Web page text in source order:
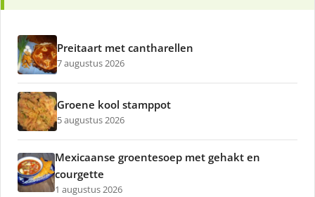
Preitaart met cantharellen
7 augustus 2026
Groene kool stamppot
5 augustus 2026
Mexicaanse groentesoep met gehakt en
courgette
1 augustus 2026